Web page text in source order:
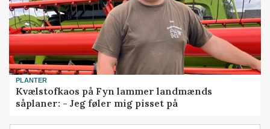
PLANTER
Kvælstofkaos på Fyn lammer landmænds
såplaner: - Jeg føler mig pisset på